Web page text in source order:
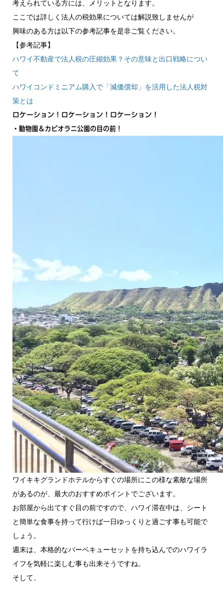
考えられている方には、メリットとなります。
ここでは詳しく法人の税効果については解説致しませんが
興味のある方は以下の参考記事を是非ご覧ください。
【参考記事】
ハワイ不動産で法人税の圧縮効果？その意味と出口戦略につい
て
ハワイコンドミニアム購入で「減価償却」を活用した法人税対
策とは
ロケーション！ロケーション！ロケーション！
・動物園＆カピオラニ公園の目の前！
ワイキキグランドホテルからすぐの場所にこの様な素敵な場所
があるのが、最大のおすすめポイントでございます。
お部屋から出てすぐ目の前ですので、ハワイ滞在中は、シート
と簡単な食事を持って行けば一日ゆっくりと過ごす事も可能で
しょう。
週末は、本格的なバーベキューセットを持ち込んでのハワイラ
イフを気軽に楽しむ事も出来そうですね。
そして、